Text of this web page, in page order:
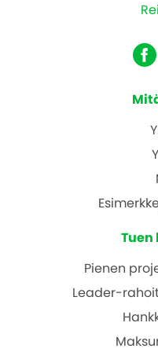
Pienen
Leader-